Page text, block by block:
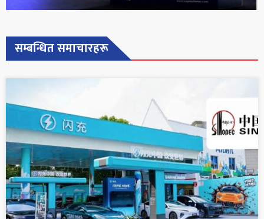
सम्बन्धित समाचारहरू